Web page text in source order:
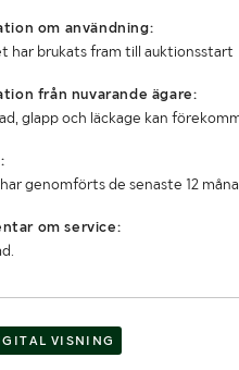
om användning:
har brukats fram till auktionsstart
från nuvarande ägare:
glapp och läckage kan
genomförts de senaste 12
om service:
VISNING